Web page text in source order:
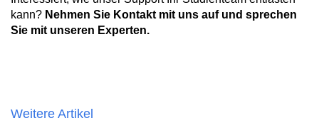
kann? Nehmen Sie Kontakt mit uns auf und sprechen
Sie mit unseren Experten.
Weitere Artikel